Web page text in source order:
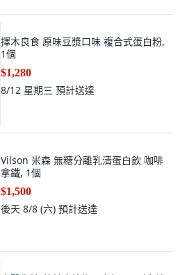
擇木良食 原味豆漿口味 複合式蛋白粉,
1個
$1,280
8/12 星期三 預計送達
Vilson 米森 無糖分離乳清蛋白飲 咖啡
拿鐵, 1個
$1,500
後天 8/8 (六) 預計送達